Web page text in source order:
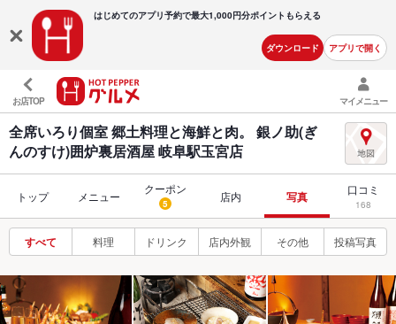
はじめてのアプリ予約で最大1,000円分ポイントもらえる
ダウンロード アプリで開く
お店TOP マイメニュー
全席いろり個室 郷土料理と海鮮と肉。 銀ノ助(ぎ
んのすけ)囲炉裏居酒屋 岐阜駅玉宮店
トップ メニュー
クーポン
5 店内 写真 口コミ
168
すべて 料理 ドリンク 店内外観 その他 投稿写真